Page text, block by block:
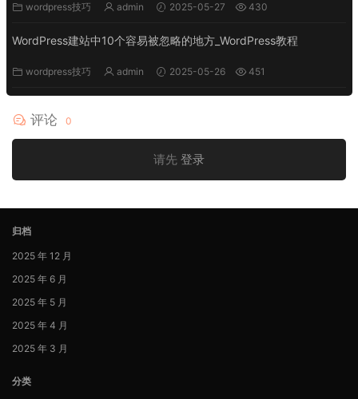
wordpress技巧 admin 2025-05-27 430
WordPress建站中10个容易被忽略的地方_WordPress教程
wordpress技巧 admin 2025-05-26 451
评论 0
请先 登录
归档
2025 年 12 月
2025 年 6 月
2025 年 5 月
2025 年 4 月
2025 年 3 月
分类